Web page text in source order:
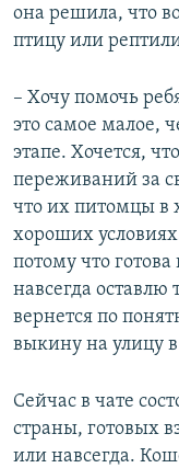
она решила, что
птицу или
– Хочу помочь
это самое малое,
этапе. Хочется,
переживаний за
что их питомцы в
хороших
потому что
навсегда оставлю
вернется по
выкину на улицу
Сейчас в чате
страны, готовых
или навсегда.